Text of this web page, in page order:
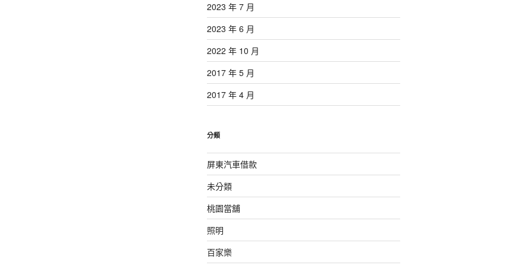
2023 年 7 月
2023 年 6 月
2022 年 10 月
2017 年 5 月
2017 年 4 月
分類
屏東汽車借款
未分類
桃園當舖
照明
百家樂